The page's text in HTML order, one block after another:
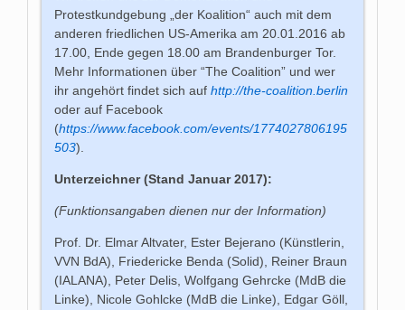
Protestkundgebung „der Koalition“ auch mit dem
anderen friedlichen US-Amerika am 20.01.2016 ab
17.00, Ende gegen 18.00 am Brandenburger Tor.
Mehr Informationen über “The Coalition” und wer
ihr angehört findet sich aufhttp://the-coalition.berlin
oder auf Facebook
(https://www.facebook.com/events/1774027806195
503).
Unterzeichner (Stand Januar 2017):
(Funktionsangaben dienen nur der Information)
Prof. Dr. Elmar Altvater, Ester Bejerano (Künstlerin,
VVN BdA), Friedericke Benda (Solid), Reiner Braun
(IALANA), Peter Delis, Wolfgang Gehrcke (MdB die
Linke), Nicole Gohlcke (MdB die Linke), Edgar Göll,